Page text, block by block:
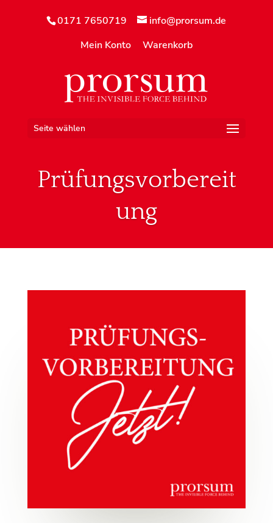
0171 7650719
info@prorsum.de
Mein Konto
Warenkorb
Seite wählen
Prüfungsvorbereit
ung